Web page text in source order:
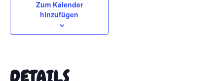
Zum Kalender
hinzufügen